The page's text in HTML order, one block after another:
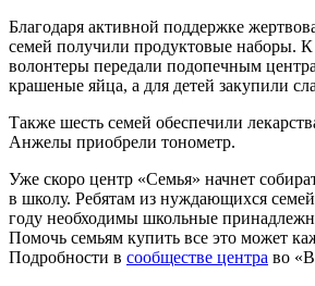
Благодаря активной поддержке
семей получили продуктовые наборы.
волонтеры передали подопечным
крашеные яйца, а для детей закупили
Также шесть семей обеспечили
Анжелы приобрели тонометр.
Уже скоро центр «Семья» начнет
в школу. Ребятам из нуждающихся
году необходимы школьные
Помочь семьям купить все это может
Подробности в сообществе центра во